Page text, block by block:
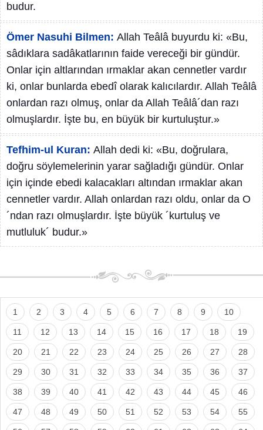
budur.
Ömer Nasuhi Bilmen: Allah Teâlâ buyurdu ki: «Bu,
sâdıklara sadâkatlarının faide vereceği bir gündür.
Onlar için altlarından ırmaklar akan cennetler vardır
ki, onlar bunlarda ebedî olarak kalıcılardır. Allah Teâlâ
onlardan razı olmuş, onlar da Allah Teâlâ´dan razı
olmuşlardır. İşte bu, en büyük bir kurtuluştur.»
Tefhim-ul Kuran: Allah dedi ki: «Bu, doğrulara,
doğru söylemelerinin yarar sağladığı gündür. Onlar
için içinde ebedi kalacakları altından ırmaklar akan
cennetler vardır. Allah onlardan razı oldu, onlar da O
´ndan razı olmuşlardır. İşte büyük ´kurtuluş ve
mutluluk´ budur.»
1 2 3 4 5 6 7 8 9 10
11 12 13 14 15 16 17 18 19
20 21 22 23 24 25 26 27 28
29 30 31 32 33 34 35 36 37
38 39 40 41 42 43 44 45 46
47 48 49 50 51 52 53 54 55